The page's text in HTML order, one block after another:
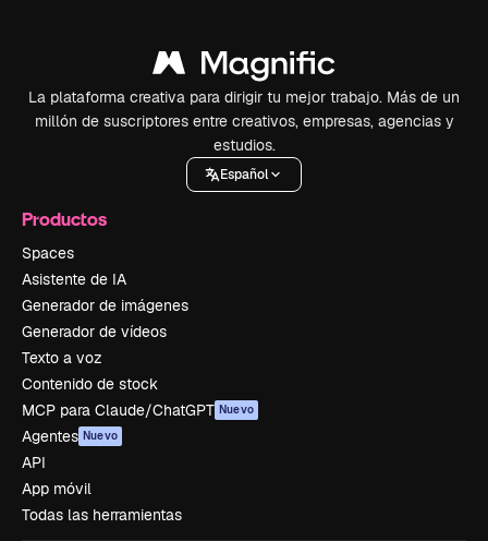
La plataforma creativa para dirigir tu mejor trabajo. Más de un
millón de suscriptores entre creativos, empresas, agencias y
estudios.
Español
Productos
Spaces
Asistente de IA
Generador de imágenes
Generador de vídeos
Texto a voz
Contenido de stock
MCP para Claude/ChatGPT Nuevo
Agentes Nuevo
API
App móvil
Todas las herramientas